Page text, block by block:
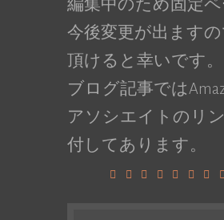
編集中のため固定
今後変更が出ます
頂けると幸いです。
ブログ記事では
アソシエイトのリ
付してあります。